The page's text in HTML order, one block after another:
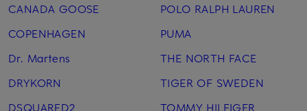
CANADA GOOSE
COPENHAGEN
Dr. Martens
DRYKORN
DSQUARED2
POLO RALPH LAUREN
PUMA
THE NORTH FACE
TIGER OF SWEDEN
TOMMY HILFIGER